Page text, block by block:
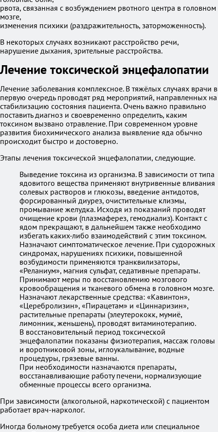
рвота, связанная с возбуждением рвотного центра в головном
мозге,
изменения психики (раздражительность, заторможенность).
В некоторых случаях возникают расстройство речи,
нарушение дыхания, зрительные расстройства.
Лечение токсической энцефалопатии
Лечение заболевания комплексное. В тяжёлых случаях врачи в
первую очередь проводят ряд мероприятий, направленных на
стабилизацию состояния пациента. Очень важно правильно
поставить диагноз и своевременно определить, каким
токсином вызвано отравление. При современном уровне
развития биохимического анализа выявление яда обычно
происходит быстро и достоверно.
Этапы лечения токсической энцефалопатии, следующие.
Выведение токсина из организма. В зависимости от типа
ядовитого вещества применяют внутривенные вливания
солевых растворов и глюкозы, введение антидотов,
форсированный диурез, очистительные клизмы,
промывание желудка. Исходя из показаний проводят
очищение крови (плазмаферез, гемодиализ). Контакт с
ядом прекращают, в дальнейшем также необходимо
избегать каких-либо взаимодействий с этим токсином.
Назначают симптоматическое лечение. При судорожных
синдромах, нарушениях психики, повышенной
возбудимости применяются транквилизаторы,
«Реланиум», магния сульфат, седативные препараты.
Принимают меры по восстановлению мозгового
кровообращения и тканевого обмена в головном мозге.
Назначают лекарственные средства: «Кавинтон»,
«Церебролизин», «Пирацетам» и «Циннаризин»,
растительные препараты (элеутерококк, мумиё,
лимонник, женьшень), проводят витаминотерапию.
В восстановительный период токсической
энцефалопатии показаны физиотерапия, массаж головы
и воротниковой зоны, иглоукалывание, водные
процедуры, грязевые ванны.
При необходимости назначаются препараты,
восстанавливающие работу печени, нормализующие
обменные процессы всего организма.
При зависимости (алкогольной, наркотической) с пациентом
работает врач-нарколог.
Иногда больному требуется особа диета или специальное